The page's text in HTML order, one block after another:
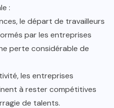
:
le départ de travailleurs
par les entreprises
perte considérable de
les entreprises
à rester compétitives
de talents.